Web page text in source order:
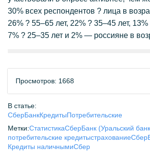
30% всех респондентов ? лица в
26% ? 55–65 лет, 22% ? 35–45 лет,
7% ? 25–35 лет и 2% — россияне в
Просмотров: 1668
В статье:
СберБанкКредитыПотребительские
Метки:СтатистикаСберБанк (Уральский
потребительские кредитыстрахование
Кредиты наличнымиСбер